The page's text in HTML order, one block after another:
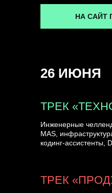
26 ИЮНЯ
ТРЕК
Инженерные
MAS,
кодинг-ассистенты,
ТРЕК
НА САЙТ